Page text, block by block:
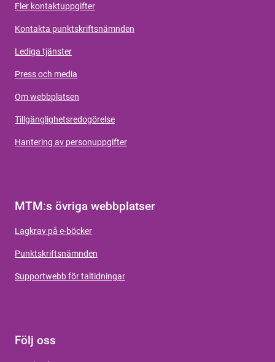
Fler kontaktuppgifter
Kontakta punktskriftsnämnden
Lediga tjänster
Press och media
Om webbplatsen
Tillgänglighetsredogörelse
Hantering av personuppgifter
MTM:s övriga webbplatser
Lagkrav på e-böcker
Punktskriftsnämnden
Supportwebb för taltidningar
Följ oss